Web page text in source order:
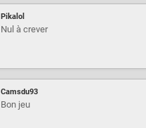
Pikalol
Nul à crever
Camsdu93
Bon jeu